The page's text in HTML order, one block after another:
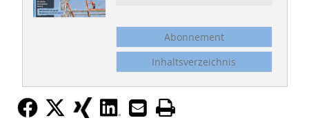
Abonnement
Inhaltsverzeichnis